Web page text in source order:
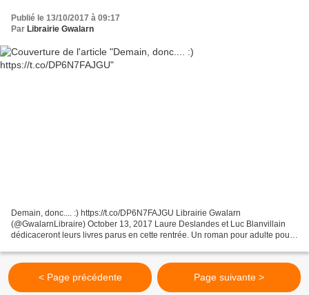
Publié le 13/10/2017 à 09:17
Par Librairie Gwalarn
Demain, donc.... :) https://t.co/DP6N7FAJGU Librairie Gwalarn
(@GwalarnLibraire) October 13, 2017 Laure Deslandes et Luc Blanvillain
dédicaceront leurs livres parus en cette rentrée. Un roman pour adulte pour
< Page précédente Page suivante >